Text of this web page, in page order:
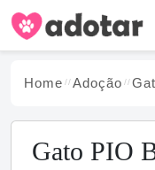
Home Adoção
Gato PIO